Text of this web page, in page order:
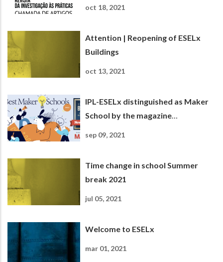
oct 18, 2021
Attention | Reopening of ESELx
Buildings
oct 13, 2021
IPL-ESELx distinguished as Maker
School by the magazine
sep 09, 2021
Time change in school Summer
break 2021
jul 05, 2021
Welcome to ESELx
mar 01, 2021